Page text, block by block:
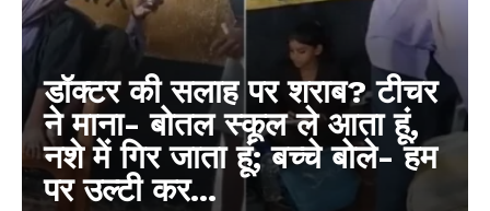
डॉक्टर की सलाह पर शराब? टीचर
ने माना- बोतल स्कूल ले आता हूं,
नशे में गिर जाता हूं; बच्चे बोले- हम
पर उल्टी कर...